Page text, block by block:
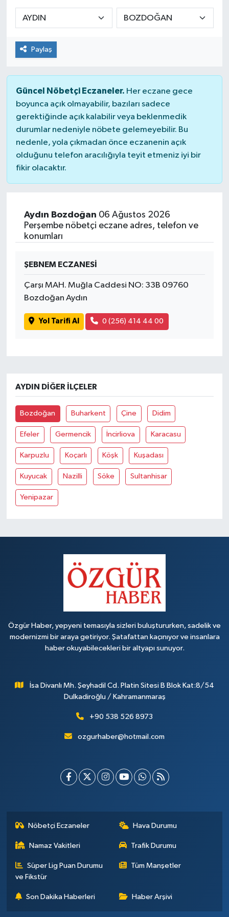
Paylaş
Güncel Nöbetçi Eczaneler. Her eczane gece
boyunca açık olmayabilir, bazıları sadece
gerektiğinde açık kalabilir veya beklenmedik
durumlar nedeniyle nöbete gelemeyebilir. Bu
nedenle, yola çıkmadan önce eczanenin açık
olduğunu telefon aracılığıyla teyit etmeniz iyi bir
fikir olacaktır.
Aydın Bozdoğan 06 Ağustos 2026
Perşembe nöbetçi eczane adres, telefon ve
konumları
ŞEBNEM ECZANESİ
Çarşı MAH. Muğla Caddesi NO: 33B 09760
Bozdoğan Aydın
Yol Tarifi Al 0 (256) 414 44 00
AYDIN DIĞER İLÇELER
Bozdoğan Buharkent Çine Didim
Efeler Germencik İncirliova Karacasu
Karpuzlu Koçarlı Köşk Kuşadası
Kuyucak Nazilli Söke Sultanhisar
Yenipazar
Özgür Haber, yepyeni temasıyla sizleri buluştururken, sadelik ve
modernizmi bir araya getiriyor. Şatafattan kaçınıyor ve insanlara
haber okuyabilecekleri bir altyapı sunuyor.
İsa Divanlı Mh. Şeyhadil Cd. Platin Sitesi B Blok Kat:8/54
Dulkadiroğlu / Kahramanmaraş
+90 538 526 8973
ozgurhaber@hotmail.com
Nöbetçi Eczaneler Hava Durumu
Namaz Vakitleri Trafik Durumu
Süper Lig Puan Durumu
ve Fikstür
Tüm Manşetler
Son Dakika Haberleri Haber Arşivi
Sağlık
Spor
Yaşam